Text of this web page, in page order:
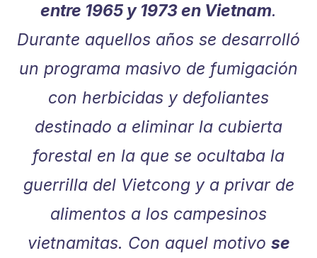
entre 1965 y 1973 en Vietnam.
Durante aquellos años se desarrolló
un programa masivo de fumigación
con herbicidas y defoliantes
destinado a eliminar la cubierta
forestal en la que se ocultaba la
guerrilla del Vietcong y a privar de
alimentos a los campesinos
vietnamitas. Con aquel motivo se